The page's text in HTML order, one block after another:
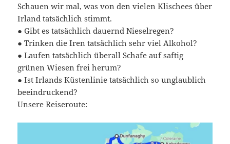
Schauen wir mal, was von den vielen Klischees über
Irland tatsächlich stimmt.
● Gibt es tatsächlich dauernd Nieselregen?
● Trinken die Iren tatsächlich sehr viel Alkohol?
● Laufen tatsächlich überall Schafe auf saftig
grünen Wiesen frei herum?
● Ist Irlands Küstenlinie tatsächlich so unglaublich
beeindruckend?
Unsere Reiseroute: